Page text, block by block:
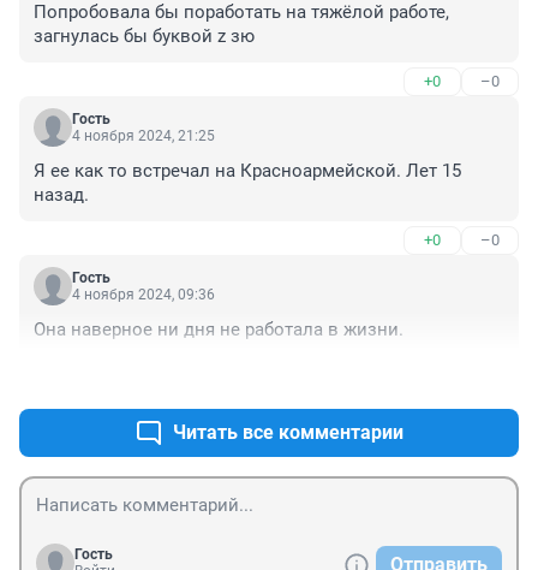
Попробовала бы поработать на тяжёлой работе,
загнулась бы буквой z зю
+0 –0
Гость
4 ноября 2024, 21:25
Я ее как то встречал на Красноармейской. Лет 15
назад.
+0 –0
Гость
4 ноября 2024, 09:36
Она наверное ни дня не работала в жизни.
Читать все комментарии
Гость
Отправить